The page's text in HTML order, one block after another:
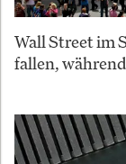
Wall Street im
fallen,